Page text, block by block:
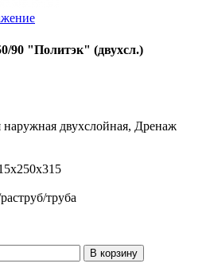
90 "Политэк" (двухсл.)
наружная двухслойная, Дренаж
труба